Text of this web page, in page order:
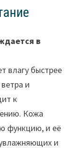
в
влагу быстрее
и
к
Кожа
функцию, и её
и